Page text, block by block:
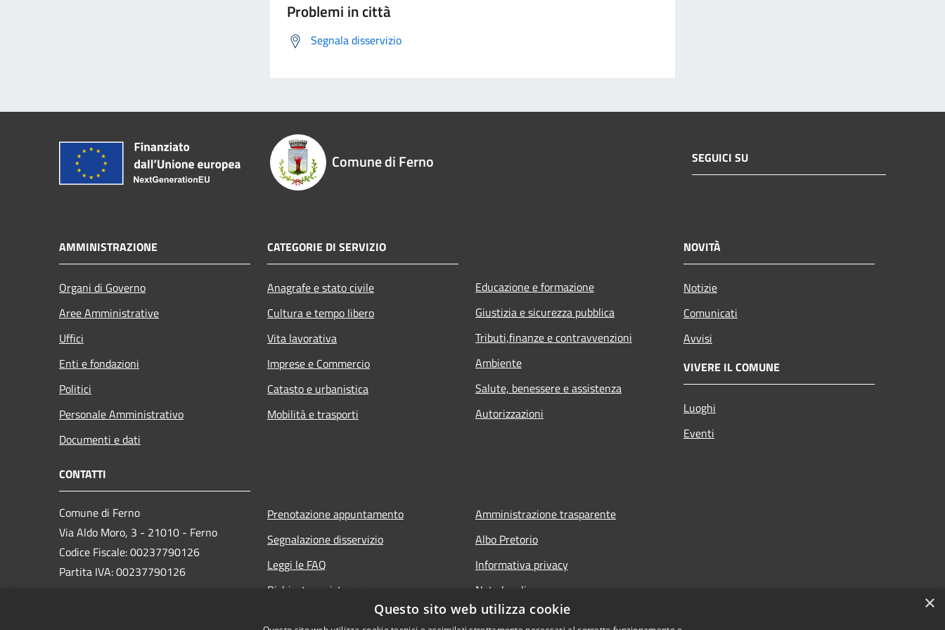
Problemi in città
Segnala disservizio
Comune di Ferno SEGUICI SU
AMMINISTRAZIONE
Organi di Governo
Aree Amministrative
Uffici
Enti e fondazioni
Politici
Personale Amministrativo
Documenti e dati
CATEGORIE DI SERVIZIO
Anagrafe e stato civile
Cultura e tempo libero
Vita lavorativa
Imprese e Commercio
Catasto e urbanistica
Mobilità e trasporti
Educazione e formazione
Giustizia e sicurezza pubblica
Tributi,finanze e contravvenzioni
Ambiente
Salute, benessere e assistenza
Autorizzazioni
NOVITÀ
Notizie
Comunicati
Avvisi
VIVERE IL COMUNE
Luoghi
Eventi
CONTATTI
Comune di Ferno
Via Aldo Moro, 3 - 21010 - Ferno
Codice Fiscale: 00237790126
Partita IVA: 00237790126
Prenotazione appuntamento
Segnalazione disservizio
Leggi le FAQ
Richiesta assistenza
Amministrazione trasparente
Albo Pretorio
Informativa privacy
Note legali
Dichiarazione di accessibilità
×
Questo sito web utilizza cookie